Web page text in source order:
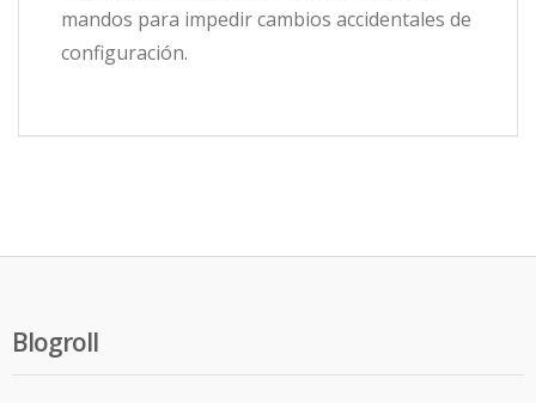
mandos para impedir cambios accidentales de
configuración.
Blogroll